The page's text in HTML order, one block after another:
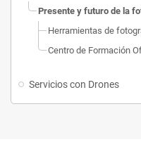
Presente y futuro de la
Herramientas de
Centro de Formación
Servicios con Drones